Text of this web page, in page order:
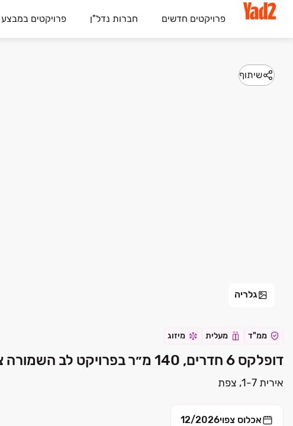
פרויקטים חדשים חברות נדל"ן פרויקטים במבצע
שיתוף
גלריה
ממ"ד מעלית מיזוג
דופלקס 6 חדרים, 140 מ״ר בפרויקט לב השמורה צפת צפת | משה חדיף
אירית 1-7, צפת
אכלוס צפוי12/2026